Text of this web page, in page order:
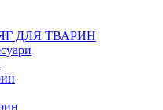
ДЛЯ ТВАРИН